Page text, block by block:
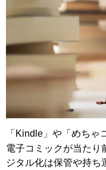
「Kindle」や「めち
電子コミックが当たり
ジタル化は保管や持ち